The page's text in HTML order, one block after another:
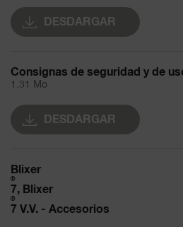
DESDARGAR
Consignas de seguridad y de
1.31 Mo
DESDARGAR
Blixer
®
7, Blixer
®
7 V.V. - Accesorios